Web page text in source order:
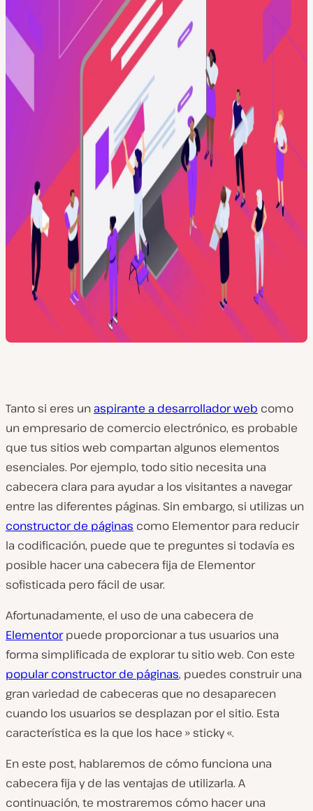
Tanto si eres un aspirante a desarrollador web como
un empresario de comercio electrónico, es probable
que tus sitios web compartan algunos elementos
esenciales. Por ejemplo, todo sitio necesita una
cabecera clara para ayudar a los visitantes a navegar
entre las diferentes páginas. Sin embargo, si utilizas un
constructor de páginas como Elementor para reducir
la codificación, puede que te preguntes si todavía es
posible hacer una cabecera fija de Elementor
sofisticada pero fácil de usar.
Afortunadamente, el uso de una cabecera de
Elementorpuede proporcionar a tus usuarios una
forma simplificada de explorar tu sitio web. Con este
popular constructor de páginas, puedes construir una
gran variedad de cabeceras que no desaparecen
cuando los usuarios se desplazan por el sitio. Esta
característica es la que los hace » sticky «.
En este post, hablaremos de cómo funciona una
cabecera fija y de las ventajas de utilizarla. A
continuación, te mostraremos cómo hacer una